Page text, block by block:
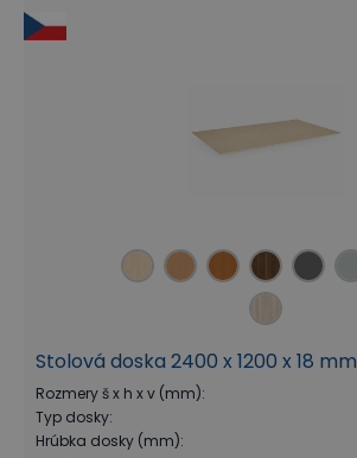
Stolová doska 2400 x 1200 x 18 mm
Rozmery š x h x v (mm):
Typ dosky:
Hrúbka dosky (mm):